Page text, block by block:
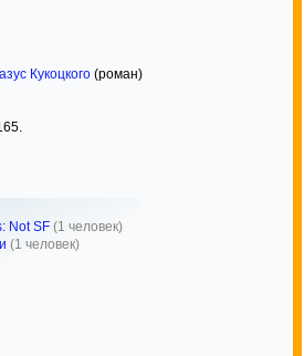
Кукоцкого (роман)
Not SF (1 человек)
(1 человек)